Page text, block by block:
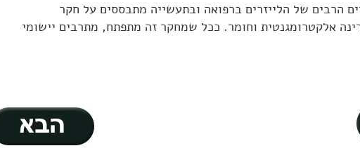
הרבים של הלייזרים ברפואה ובתעשייה מתבססים על חקר
אלקטרומגנטית וחומר. ככל שמחקר זה מתפתח, מתרבים יישומי